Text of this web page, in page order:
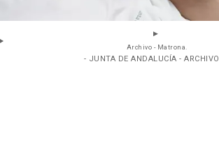
Archivo - Matrona.
- JUNTA DE ANDALUCÍA - ARCHIVO